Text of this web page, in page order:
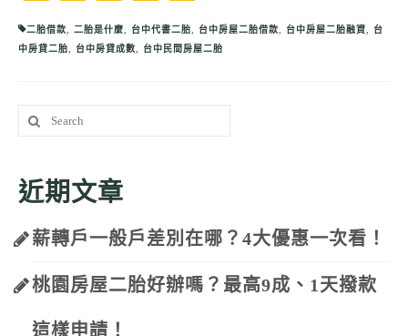
享
二胎借款, 二胎是什麼, 台中代書二胎, 台中房屋二胎借款, 台中房屋二胎融資, 台
中房貸二胎, 台中房貸成數, 台中民間房屋二胎
Search
for:
近期文章
薪轉戶一般戶差別在哪？4大優惠一次看！
桃園房屋二胎好辦嗎？最高9成、1天撥款
這樣申請！